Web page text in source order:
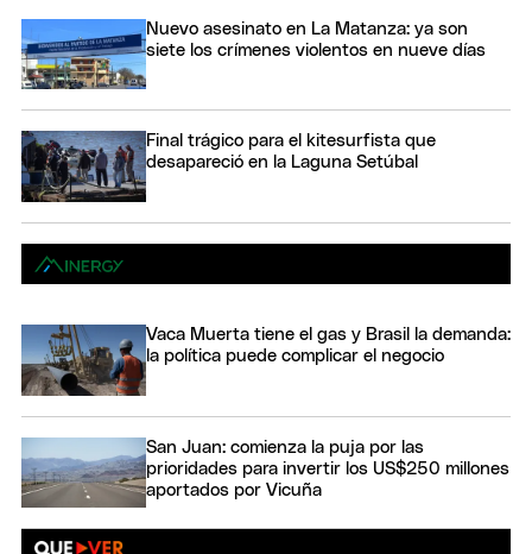
Nuevo asesinato en La Matanza: ya son
siete los crímenes violentos en nueve días
Final trágico para el kitesurfista que
desapareció en la Laguna Setúbal
Vaca Muerta tiene el gas y Brasil la demanda:
la política puede complicar el negocio
San Juan: comienza la puja por las
prioridades para invertir los US$250 millones
aportados por Vicuña